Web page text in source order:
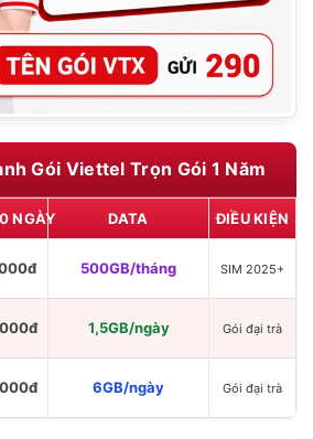
Gói Viettel Trọn Gói 1 Năm
NGÀY DATA ĐIỀU KIỆN
500GB/tháng SIM 2025+
1,5GB/ngày Gói đại trà
6GB/ngày Gói đại trà